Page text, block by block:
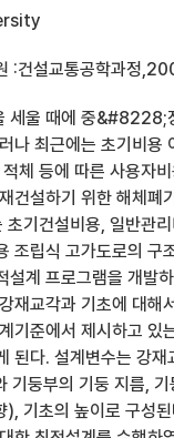
:건설교통공학과정
세울 때에 중&#8228;
나 최근에는 초기비용
체 등에 따른 사용자
설하기 위한 해체폐
기건설비용, 일반관
조립식 고가도로의 구
계 프로그램을 개발
재교각과 기초에 대해
기준에서 제시하고 있
된다. 설계변수는 강
기둥부의 기둥 지름,
기초의 높이로 구성